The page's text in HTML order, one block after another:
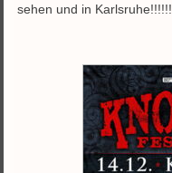
sehen und in Karlsruhe!!!!!!